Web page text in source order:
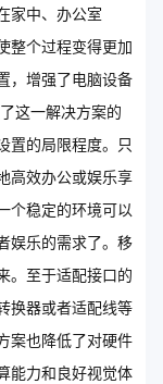
家中、办公室
整个过程变得更加
，增强了电脑设备
这一解决方案的
置的局限程度。只
高效办公或娱乐享
个稳定的环境可以
娱乐的需求了。移
。至于适配接口的
换器或者适配线等
案也降低了对硬件
能力和良好视觉体